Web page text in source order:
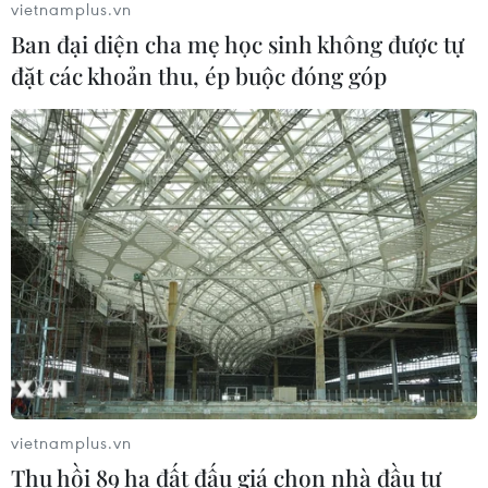
toàn phần từ độ cao 9.000 m
04/08/2026 13:23
Tàu chở hàng của Thổ Nhĩ Kỳ bị tấn
công trên Biển Đen
04/08/2026 05:54
Vì sao Google khiến Mỹ và
EU đối đầu về chủ quyền số?
04/08/2026 04:13
Máy bay chở khách nội địa đầu tiên
của Nga hoàn tất chuyến bay thử
vietnamplus.vn
Ban đại diện cha mẹ học sinh không được tự
đặt các khoản thu, ép buộc đóng góp
vietnamplus.vn
Thu hồi 89 ha đất đấu giá chọn nhà đầu tư